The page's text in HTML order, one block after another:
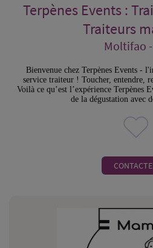
Terpènes Events :
Traiteurs
Moltifao
Bienvenue chez Terpènes Events -
service traiteur ! Toucher, entendre,
Voilà ce qu’est l’expérience Terpènes
de la dégustation avec